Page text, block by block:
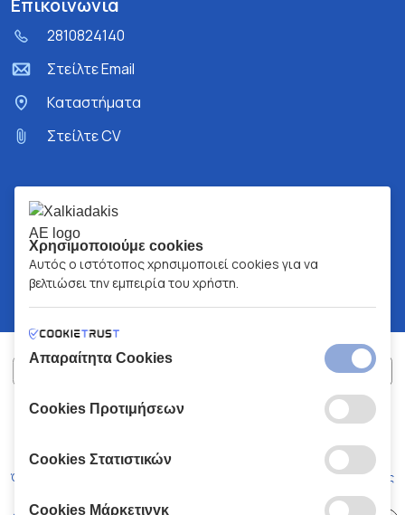
2810824140
Στείλτε Email
Kαταστήματα
Στείλτε CV
ΧΑΛΚΙΑΔΑΚΗΣ Α.Ε.
Όροι και Προϋποθέσεις Κώδικας Δεοντολογίας
Χρησιμοποιούμε cookies
Αυτός ο ιστότοπος χρησιμοποιεί cookies για να
βελτιώσει την εμπειρία του χρήστη.
Απαραίτητα Cookies
Cookies Προτιμήσεων
Cookies Στατιστικών
Cookies Μάρκετινγκ